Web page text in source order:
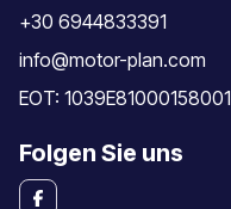
+30 6944833391
info@motor-plan.com
EOT: 1039E81000158001
Folgen Sie uns